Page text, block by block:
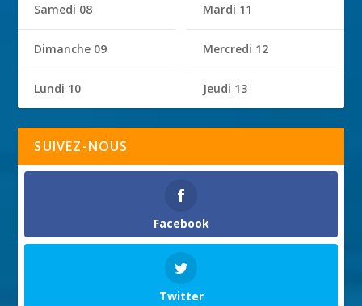
Samedi 08
Dimanche 09
Lundi 10
Mardi 11
Mercredi 12
Jeudi 13
SUIVEZ-NOUS
Facebook
Twitter